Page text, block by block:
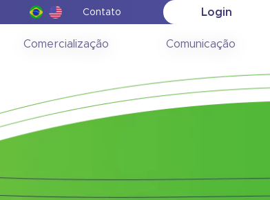
Contato Login
Comercialização Comunicação